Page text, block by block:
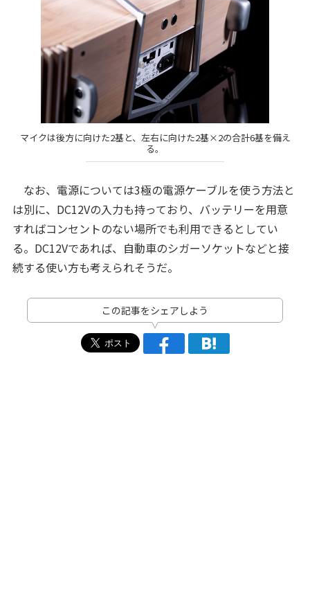
マイクは後方に向けた2基と、左右に向けた2基×2の合計6基を備え
る。
なお、電源については3極の電源ケーブルを使う方法と
は別に、DC12Vの入力も持っており、バッテリーを用意
すればコンセントのない場所でも利用できるとしてい
る。DC12Vであれば、自動車のシガーソケットなどと接
続する使い方も考えられそうだ。
この記事をシェアしよう